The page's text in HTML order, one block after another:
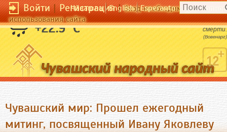
Войти|Регистрация|Вход необходим для
использования сайта
Чӑвашла English Esperanto
+22.9 °C
Всего ошибочнее мерить жизнь мерою
смерти.
(Вовенарг)
Чувашский мир: Прошел ежегодный
митинг, посвященный Ивану Яковлеву